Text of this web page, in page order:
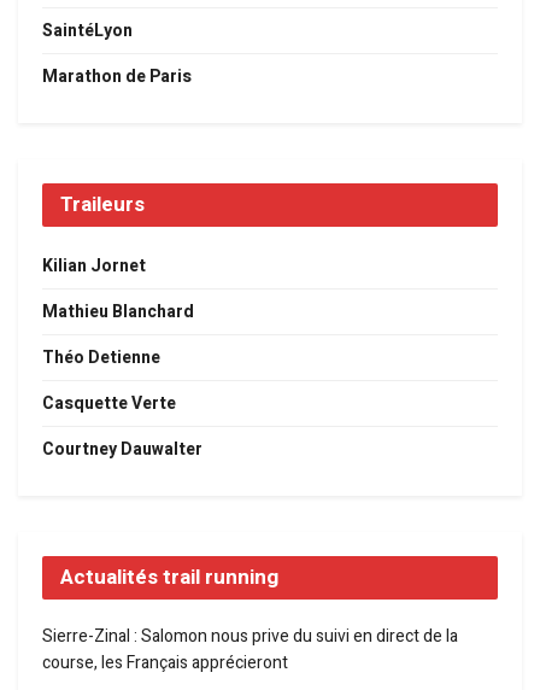
SaintéLyon
Marathon de Paris
Traileurs
Kilian Jornet
Mathieu Blanchard
Théo Detienne
Casquette Verte
Courtney Dauwalter
Actualités trail running
Sierre-Zinal : Salomon nous prive du suivi en direct de la
course, les Français apprécieront